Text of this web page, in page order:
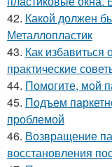
42. Какой должен
Металлопластик
43. Как
практические
44. Помогите, мой
45. Подъем
проблемой
46. Возвращение
восстановления